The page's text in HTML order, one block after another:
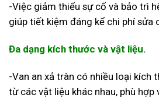
-Việc giảm thiểu sự cố và bảo trì
giúp tiết kiệm đáng kể chi phí sửa
Đa dạng kích thước và vật liệu.
-Van an xả tràn có nhiều loại kích
từ các vật liệu khác nhau, phù hợp